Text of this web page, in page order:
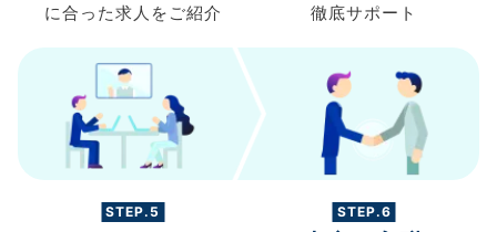
に合った求人を ご紹介
徹底サポート
STEP.5 STEP.6